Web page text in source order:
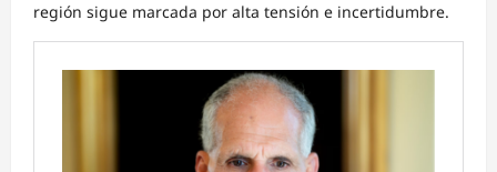
región sigue marcada por alta tensión e incertidumbre.